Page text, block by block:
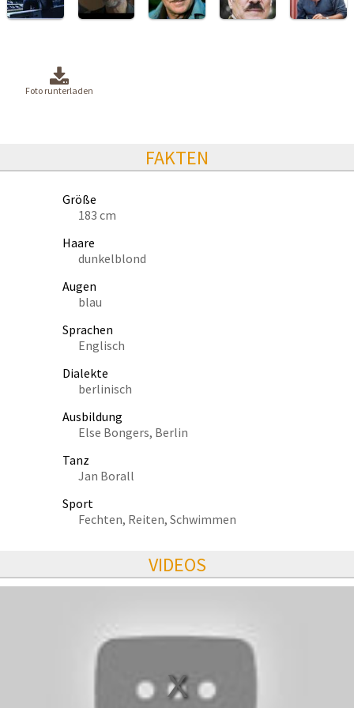
Foto runterladen
FAKTEN
Größe
183 cm
Haare
dunkelblond
Augen
blau
Sprachen
Englisch
Dialekte
berlinisch
Ausbildung
Else Bongers, Berlin
Tanz
Jan Borall
Sport
Fechten, Reiten, Schwimmen
VIDEOS